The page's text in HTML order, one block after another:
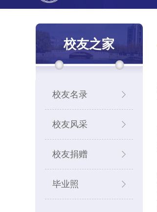
校友之家
校友名录
校友风采
校友捐赠
毕业照